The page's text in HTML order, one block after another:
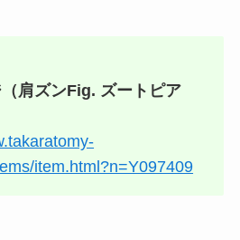
肩ズンFig. ズートピア
item.html?n=Y097409